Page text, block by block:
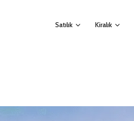
Satılık Kiralık